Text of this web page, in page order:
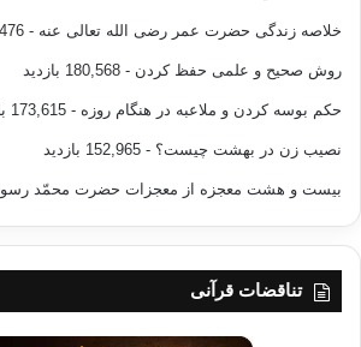
می‌کند؛ که تا حدودی تشابه تفسیری با رأی
ایّوب(ع) از او اطاعت نموده و این کار سبب
است.
عذاب و رنج را ندارد.(3)
خلاصه زندگی حضرت عمر رضی الله تعالی عنه - 185,476 بازدید
روش صحیح و علمی حفظ کردن - 180,568 بازدید
حکم بوسه کردن و ملاعبه در هنگام روزه - 173,615 بازدید
نصیب زن در بهشت چیست؟ - 152,965 بازدید
بیست و هشت معجزه از معجزات حضرت محمّد رسول
تناقضات قرآنی